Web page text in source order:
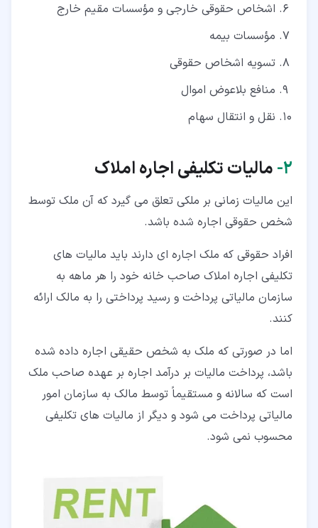
اشخاص حقوقی خارجی و مؤسسات مقیم خارج
مؤسسات بیمه
تسویه اشخاص حقوقی
منافع بلاعوض اموال
نقل و انتقال سهام
۲‏- مالیات تکلیفی اجاره املاک
این مالیات زمانی بر ملکی تعلق می گیرد که آن ملک توسط
شخص حقوقی اجاره شده باشد.
افراد حقوقی که ملک اجاره ای دارند باید مالیات های
تکلیفی اجاره املاک صاحب خانه خود را هر ماهه به
سازمان مالیاتی پرداخت و رسید پرداختی را به مالک ارائه
کنند.
اما در صورتی که ملک به شخص حقیقی اجاره داده شده
باشد، پرداخت مالیات بر درآمد اجاره بر عهده صاحب ملک
است که سالانه و مستقیماً توسط مالک به سازمان امور
مالیاتی پرداخت می شود و دیگر از مالیات های تکلیفی
محسوب نمی شود.